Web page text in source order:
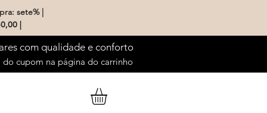
sete% |
|
com qualidade e conforto
cupom na página do carrinho